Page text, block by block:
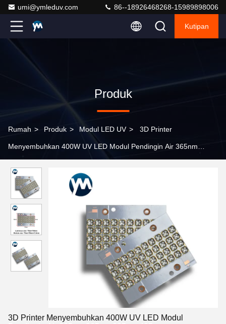
umi@ymleduv.com 86--18926468268-15989898006
Kutipan
Produk
Rumah > Produk > Modul LED UV > 3D Printer
Menyembuhkan 400W UV LED Modul Pendingin Air 365nm
3D Printer Menyembuhkan 400W UV LED Modul